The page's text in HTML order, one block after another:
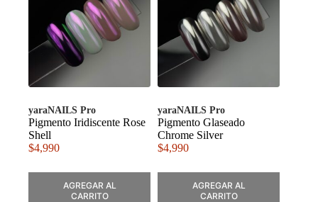
yaraNAILS Pro
Pigmento Iridiscente Rose
Shell
$4,990
AGREGAR AL
CARRITO
yaraNAILS Pro
Pigmento Glaseado
Chrome Silver
$4,990
AGREGAR AL
CARRITO